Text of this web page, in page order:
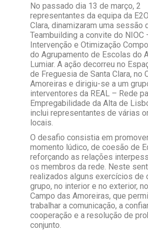
No passado dia 13 de março, 2
representantes da equipa da
Clara, dinamizaram uma sessão
Teambuilding a convite do NIOC
Intervenção e Otimização
do Agrupamento de Escolas do
Lumiar. A ação decorreu no
de Freguesia de Santa Clara, no
Amoreiras e dirigiu-se a um
interventores da REAL – Rede
Empregabilidade da Alta de
inclui representantes de várias
locais.
O desafio consistia em
momento lúdico, de coesão de
reforçando as relações
os membros da rede. Neste
realizados alguns exercícios de
grupo, no interior e no exterior,
Campo das Amoreiras, que
trabalhar a comunicação, a
cooperação e a resolução de
conjunto.